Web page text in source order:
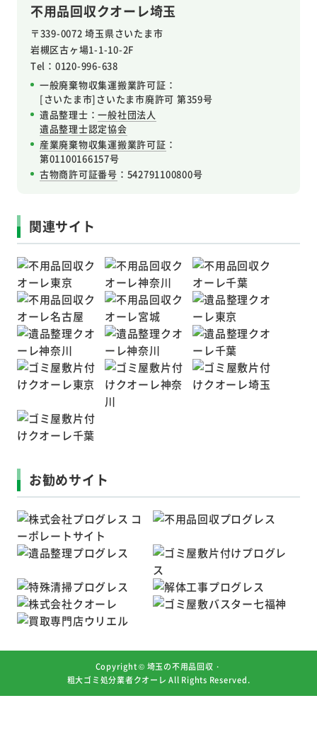
不用品回収クオーレ埼玉
〒339-0072 埼玉県さいたま市
岩槻区古ヶ場1-1-10-2F
Tel：0120-996-638
一般廃棄物収集運搬業許可証：
[さいたま市]さいたま市廃許可 第359号
遺品整理士：一般社団法人
遺品整理士認定協会
産業廃棄物収集運搬業許可証 ：
第01100166157号
古物商許可証番号 ：542791100800号
関連サイト
お勧めサイト
Copyright © 埼玉の不用品回収・
粗大ゴミ処分業者クオーレ All Rights Reserved.